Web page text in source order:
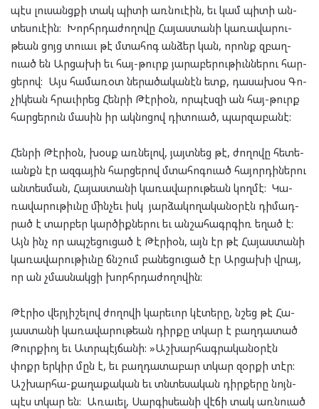
պէս լու­սանց­քի տակ պի­տի առն­ուէ­ին, եւ կամ պի­տի ան­
տես­ուէ­ին: Խորհր­դա­ժո­ղո­վը Հա­յաս­տա­նի կա­ռա­վա­րու­
թեան ցոյց տուաւ թէ մտա­հոգ ան­ձեր կան, որոնք զբաղ­
ուած են Ար­ցա­խի եւ հայ-թուրք յա­րա­բե­րու­թիւն­նե­րու հար­
ցե­րով: Այս հա­մա­ռօտ նե­րա­ծա­կա­նէն ետք, դա­սա­խօս Գո­
չիկ­եան հրա­ւի­րեց Հեն­րի Թէրի­օն, որ­պէս­զի ան հայ-թուրք
հար­ցե­րուն մա­սին իր ակ­նո­ցով դիտ­ուած, պար­զա­բա­նէ:
Հեն­րի Թէրի­օն, խօսք առ­նե­լով, յայտ­նեց թէ, ժո­ղո­վը հե­տե­
ւանքն էր ազ­գա­յին հար­ցե­րով մտա­հոգ­ուած հա­յոր­դի­նե­րու
ան­տես­ման, Հա­յաս­տա­նի կա­ռա­վա­րու­թեան կող­մէ: Կա­
ռա­վա­րու­թիւնը մին­չեւ իսկ յար­ձա­կո­ղա­կա­նօ­րէն դի­մադ­
րած է տար­բեր կար­ծիք­նե­րու եւ ան­շա­հագր­գիռ եղած է:
Այն ինչ որ ապ­շե­ցու­ցած է Թէրի­օն, այն էր թէ Հա­յաս­տա­նի
կա­ռա­վա­րու­թիւնը ճնշում բա­նե­ցու­ցած էր Ար­ցա­խի վրայ,
որ ան չմաս­նակ­ցի խորհր­դա­ժո­ղո­վին:
Թէրիօ վեր­յի­շե­լով ժո­ղո­վի կա­րե­ւոր կէ­տե­րը, նշեց թէ Հա­
յաս­տա­նի կա­ռա­վա­րու­թեան դիր­քը տկար է բաղ­դա­տած
Թուրք­իոյ եւ Ատր­պէյ­ճա­նի: »Աշ­խար­հագ­րա­կա­նօ­րէն
փոքր եր­կիր մըն է, եւ բաղ­դա­տա­բար տկար զօր­քի տէր:
Աշ­խար­հա-քա­ղա­քա­կան եւ տնտե­սա­կան դիր­քե­րը նոյն­
պէս տկար են: Առա­ւել, Սար­գիս­եա­նի վէ­ճի տակ առն­ուած